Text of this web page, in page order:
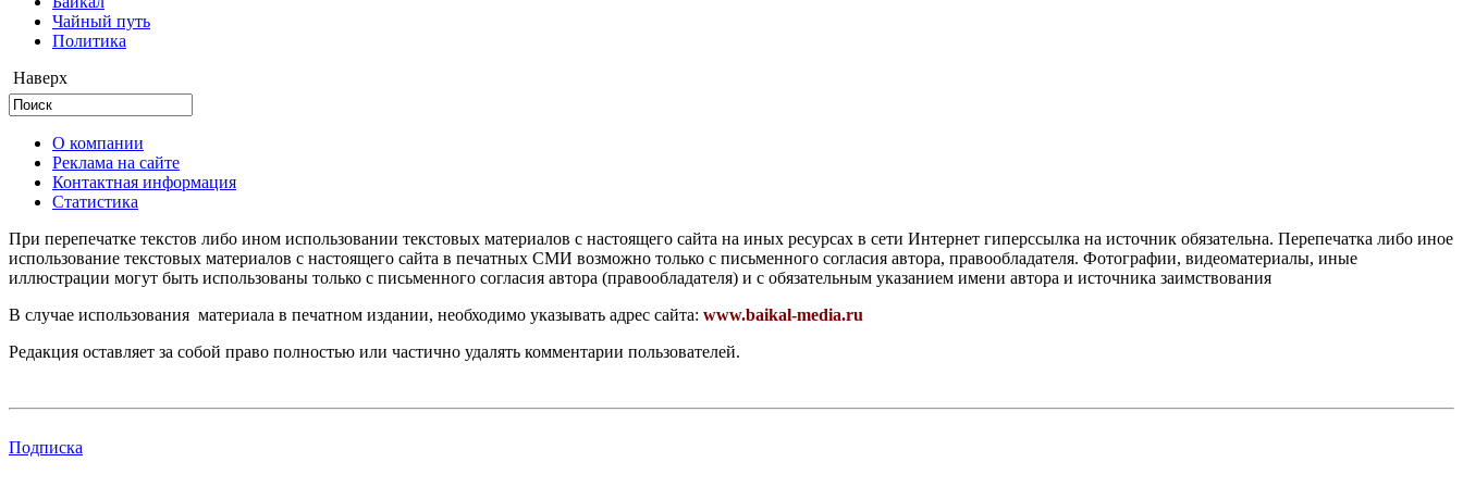
Чайный путь
Политика
Наверх
О компании
Реклама на сайте
Контактная информация
Статистика
При перепечатке текстов либо ином использовании текстовых материалов с настоящего сайта на иных ресурсах в сети Интернет гиперссылка на источник обязательна. Перепечатка либо иное
использование текстовых материалов с настоящего сайта в печатных СМИ возможно только с письменного согласия автора, правообладателя. Фотографии, видеоматериалы, иные
иллюстрации могут быть использованы только с письменного согласия автора (правообладателя) и с обязательным указанием имени автора и источника заимствования
В случае использования материала в печатном издании, необходимо указывать адрес сайта: www.baikal-media.ru
Редакция оставляет за собой право полностью или частично удалять комментарии пользователей.
Подписка